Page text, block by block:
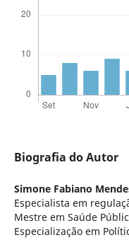
Biografia do Autor
Simone Fabiano
Especialista em
Mestre em Saúde
Especialização em